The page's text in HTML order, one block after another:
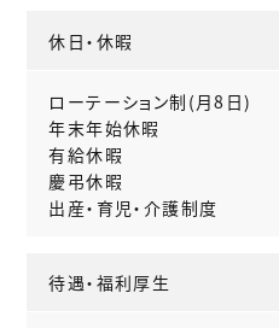
休日・休暇
ローテーション制(月8日)
年末年始休暇
有給休暇
慶弔休暇
出産・育児・介護制度
待遇・福利厚生